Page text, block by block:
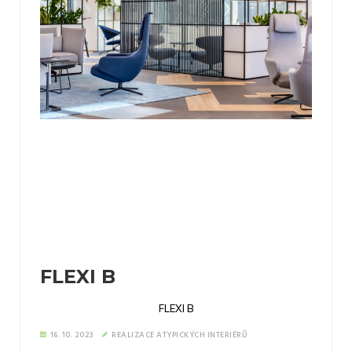
FLEXI B
FLEXI B
16. 10. 2023 REALIZACE ATYPICKÝCH INTERIÉRŮ